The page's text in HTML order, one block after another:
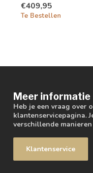
€409,95
Te Bestellen
Meer informatie
Heb je een vraag over
klantenservicepagina.
verschillende
Klantenservice